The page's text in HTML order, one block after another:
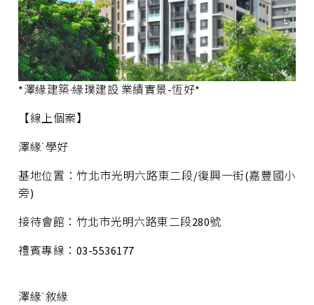
*澤緣建築·緣璞建設 業績實景-恆好*
【線上個案】
澤緣˙學好
基地位置：竹北市光明六路東二段/復興一街(嘉豐國小
旁)
接待會館：竹北市光明六路東二段280號
禮賓專線：03-5536177
澤緣˙敘緣